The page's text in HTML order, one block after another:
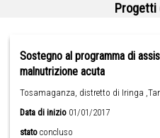
Sostegno al programma di
malnutrizione acuta
Tosamaganza, distretto di Iringa
Data di inizio 01/01/2017
stato concluso